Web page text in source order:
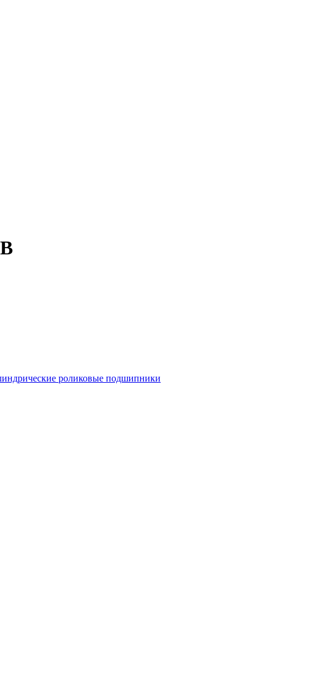
роликовые подшипники